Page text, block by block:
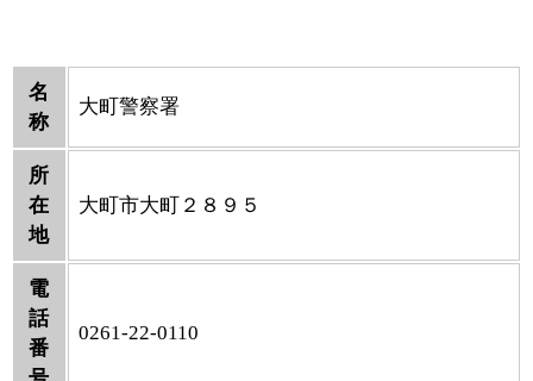
名
称
大町警察署
所
在
地
大町市大町２８９５
電
話
番
0261-22-0110